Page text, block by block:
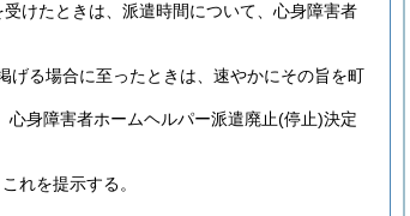
けたときは、派遣時間について、心身障害者
げる場合に至ったときは、速やかにその旨を町
身障害者ホームヘルパー派遣廃止(停止)決定
れを提示する。